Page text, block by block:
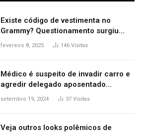
Existe código de vestimenta no
Grammy? Questionamento surgiu
após Bianca Censori, mulher de
fevereiro 8, 2025 146 Visitas
Médico é suspeito de invadir carro e
agredir delegado aposentado
durante confusão no trânsito
setembro 19, 2024 37 Visitas
Veja outros looks polêmicos de